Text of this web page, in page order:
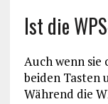
Ist die
Auch wenn sie
beiden Tasten
Während die